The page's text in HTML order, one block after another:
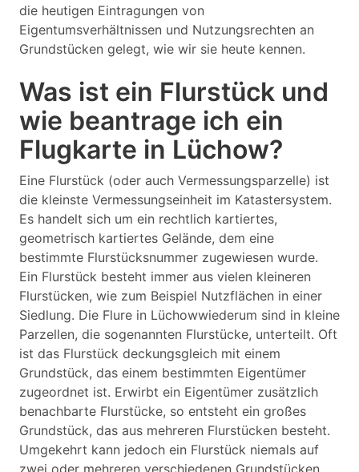
die heutigen Eintragungen von
Eigentumsverhältnissen und Nutzungsrechten an
Grundstücken gelegt, wie wir sie heute kennen.
Was ist ein Flurstück und
wie beantrage ich ein
Flugkarte in Lüchow?
Eine Flurstück (oder auch Vermessungsparzelle) ist
die kleinste Vermessungseinheit im Katastersystem.
Es handelt sich um ein rechtlich kartiertes,
geometrisch kartiertes Gelände, dem eine
bestimmte Flurstücksnummer zugewiesen wurde.
Ein Flurstück besteht immer aus vielen kleineren
Flurstücken, wie zum Beispiel Nutzflächen in einer
Siedlung. Die Flure in Lüchowwiederum sind in kleine
Parzellen, die sogenannten Flurstücke, unterteilt. Oft
ist das Flurstück deckungsgleich mit einem
Grundstück, das einem bestimmten Eigentümer
zugeordnet ist. Erwirbt ein Eigentümer zusätzlich
benachbarte Flurstücke, so entsteht ein großes
Grundstück, das aus mehreren Flurstücken besteht.
Umgekehrt kann jedoch ein Flurstück niemals auf
zwei oder mehreren verschiedenen Grundstücken